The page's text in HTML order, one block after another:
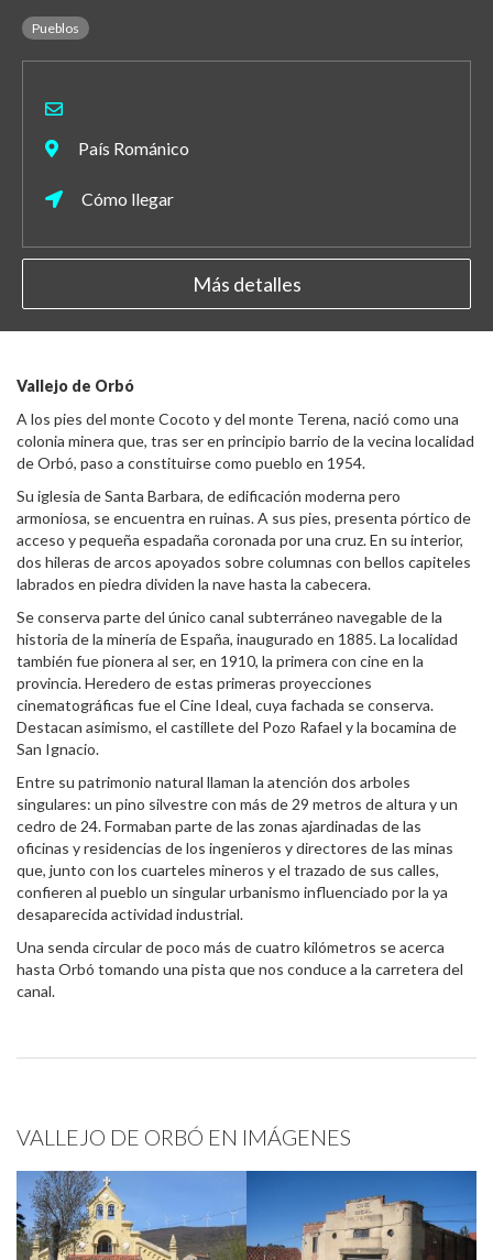
Pueblos
País Románico
Cómo llegar
Más detalles
Vallejo de Orbó
A los pies del monte Cocoto y del monte Terena, nació como una
colonia minera que, tras ser en principio barrio de la vecina localidad
de Orbó, paso a constituirse como pueblo en 1954.
Su iglesia de Santa Barbara, de edificación moderna pero
armoniosa, se encuentra en ruinas. A sus pies, presenta pórtico de
acceso y pequeña espadaña coronada por una cruz. En su interior,
dos hileras de arcos apoyados sobre columnas con bellos capiteles
labrados en piedra dividen la nave hasta la cabecera.
Se conserva parte del único canal subterráneo navegable de la
historia de la minería de España, inaugurado en 1885. La localidad
también fue pionera al ser, en 1910, la primera con cine en la
provincia. Heredero de estas primeras proyecciones
cinematográficas fue el Cine Ideal, cuya fachada se conserva.
Destacan asimismo, el castillete del Pozo Rafael y la bocamina de
San Ignacio.
Entre su patrimonio natural llaman la atención dos arboles
singulares: un pino silvestre con más de 29 metros de altura y un
cedro de 24. Formaban parte de las zonas ajardinadas de las
oficinas y residencias de los ingenieros y directores de las minas
que, junto con los cuarteles mineros y el trazado de sus calles,
confieren al pueblo un singular urbanismo influenciado por la ya
desaparecida actividad industrial.
Una senda circular de poco más de cuatro kilómetros se acerca
hasta Orbó tomando una pista que nos conduce a la carretera del
canal.
VALLEJO DE ORBÓ EN IMÁGENES